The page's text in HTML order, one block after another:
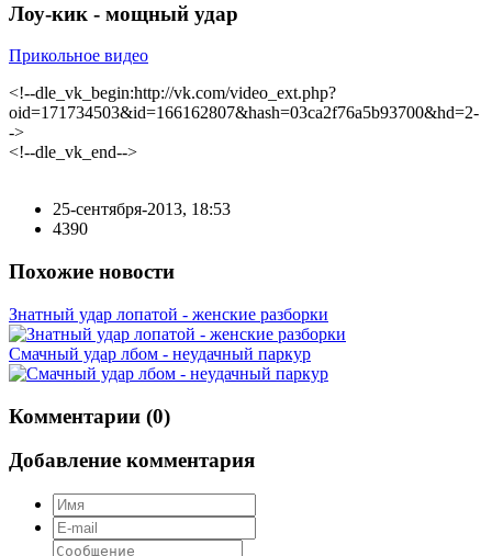
Лоу-кик - мощный удар
Прикольное видео
<!--dle_vk_begin:http://vk.com/video_ext.php?
oid=171734503&id=166162807&hash=03ca2f76a5b93700&hd=2-
->
<!--dle_vk_end-->
25-сентября-2013, 18:53
4390
Похожие новости
Знатный удар лопатой - женские разборки
Смачный удар лбом - неудачный паркур
Комментарии (0)
Добавление комментария